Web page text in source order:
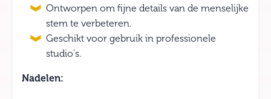
Ontworpen om fijne details van de menselijke
stem te verbeteren.
Geschikt voor gebruik in professionele
studio's.
Nadelen: